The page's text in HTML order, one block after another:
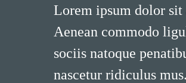
Lorem ipsum dolor sit
Aenean commodo
sociis natoque
nascetur ridiculus